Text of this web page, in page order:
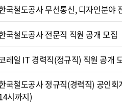
국철도공사 무선통신, 디자인분야
국철도공사 전문직 직원 공개 모집
레일 IT 경력직(정규직) 직원 공개
국철도공사 정규직(경력직) 공인
시까지)